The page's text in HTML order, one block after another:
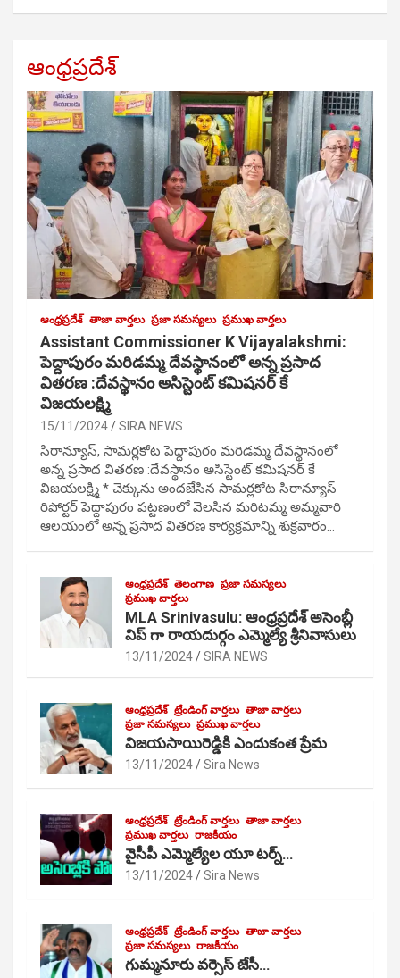
ఆంధ్రప్రదేశ్
ఆంధ్రప్రదేశ్ తాజా వార్తలు ప్రజా సమస్యలు ప్రముఖ వార్తలు
Assistant Commissioner K Vijayalakshmi:
పెద్దాపురం మరిడమ్మ దేవస్థానంలో అన్న ప్రసాద
వితరణ :దేవస్థానం అసిస్టెంట్ కమిషనర్ కే
విజయలక్ష్మి
15/11/2024 SIRA NEWS
సిరాన్యూస్, సామర్లకోట పెద్దాపురం మరిడమ్మ దేవస్థానంలో
అన్న ప్రసాద వితరణ :దేవస్థానం అసిస్టెంట్ కమిషనర్ కే
విజయలక్ష్మి * చెక్కును అందజేసిన సామర్లకోట సిరాన్యూస్
రిపోర్టర్ పెద్దాపురం పట్టణంలో వెలసిన మరిటమ్మ అమ్మవారి
ఆలయంలో అన్న ప్రసాద వితరణ కార్యక్రమాన్ని శుక్రవారం…
ఆంధ్రప్రదేశ్ తెలంగాణ ప్రజా సమస్యలు
ప్రముఖ వార్తలు
MLA Srinivasulu: ఆంధ్రప్రదేశ్ అసెంబ్లీ
విప్ గా రాయదుర్గం ఎమ్మెల్యే శ్రీనివాసులు
13/11/2024 SIRA NEWS
ఆంధ్రప్రదేశ్ ట్రేండింగ్ వార్తలు తాజా వార్తలు
ప్రజా సమస్యలు ప్రముఖ వార్తలు
విజయసాయిరెడ్డికి ఎందుకంత ప్రేమ
13/11/2024 Sira News
ఆంధ్రప్రదేశ్ ట్రేండింగ్ వార్తలు తాజా వార్తలు
ప్రముఖ వార్తలు రాజకీయం
వైసీపీ ఎమ్మెల్యేల యూ టర్న్…
13/11/2024 Sira News
ఆంధ్రప్రదేశ్ ట్రేండింగ్ వార్తలు తాజా వార్తలు
ప్రజా సమస్యలు రాజకీయం
గుమ్మనూరు వర్సెస్ జేసీ…